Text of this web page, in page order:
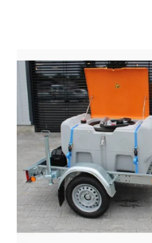
V
ý
p
i
s
p
r